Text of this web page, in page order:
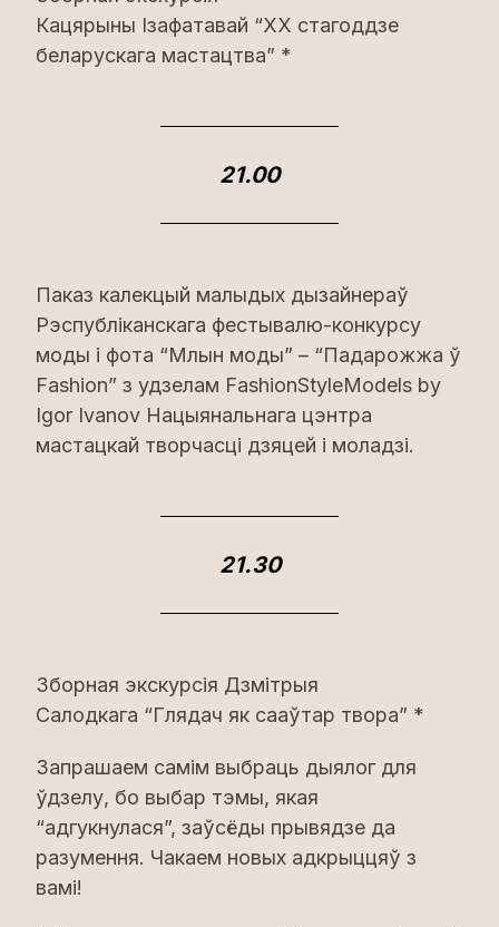
Кацярыны Ізафатавай “ХХ стагоддзе
беларускага мастацтва” *
21.00
Паказ калекцый малыдых дызайнераў
Рэспубліканскага фестывалю-конкурсу
моды і фота “Млын моды” – “Падарожжа ў
Fashion” з удзелам FashionStyleModels by
Igor Ivanov Нацыянальнага цэнтра
мастацкай творчасці дзяцей і моладзі.
21.30
Зборная экскурсія Дзмітрыя
Салодкага “Глядач як сааўтар твора” *
Запрашаем самім выбраць дыялог для
ўдзелу, бо выбар тэмы, якая
“адгукнулася”, заўсёды прывядзе да
разумення. Чакаем новых адкрыццяў з
вамі!